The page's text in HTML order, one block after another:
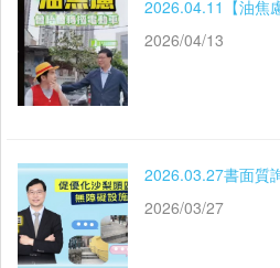
2026.04.11【油焦
2026/04/13
2026/03/27